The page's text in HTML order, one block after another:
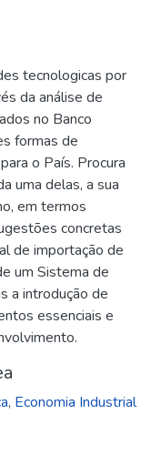
tecnologicas por
da análise de
no Banco
formas de
o País. Procura
uma delas, a sua
em termos
concretas
de importação de
um Sistema de
a introdução de
essenciais e
, Economia Industrial